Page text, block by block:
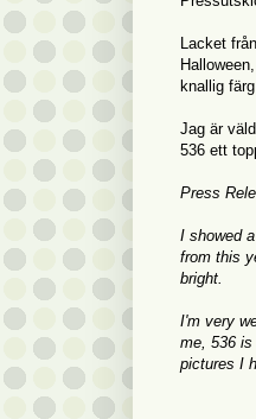
Lacket
knallig
Jag är
536 ett
Press
I showed
from this
bright.
I'm very
me, 536
pictures I